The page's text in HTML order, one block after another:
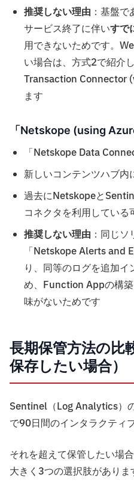
推奨しない理由 ：基盤
サービス終了に伴いすで
用できないためです。
い場合は、方式2で紹介
Transaction Connector
ます
「Netskope (using
「Netskope Data
新しいコンテンツハブ内
過去にNetskopeと
コネクタを利用している
推奨しない理由 ：同じ
「Netskope Alerts and
り、同等のログを追加
め、Function Appの構
味がないためです
長期保管方法の比
保存したい場合）
Sentinel（Log Analytics）
で90日間のインタラクティ
それを超えて保管したい場
大きく3つの選択肢がありま